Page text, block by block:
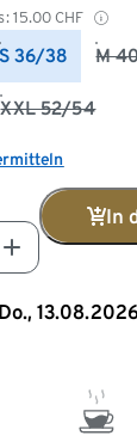
15.00 CHF
S 36/38 M
XXL 52/54
In
Do.,